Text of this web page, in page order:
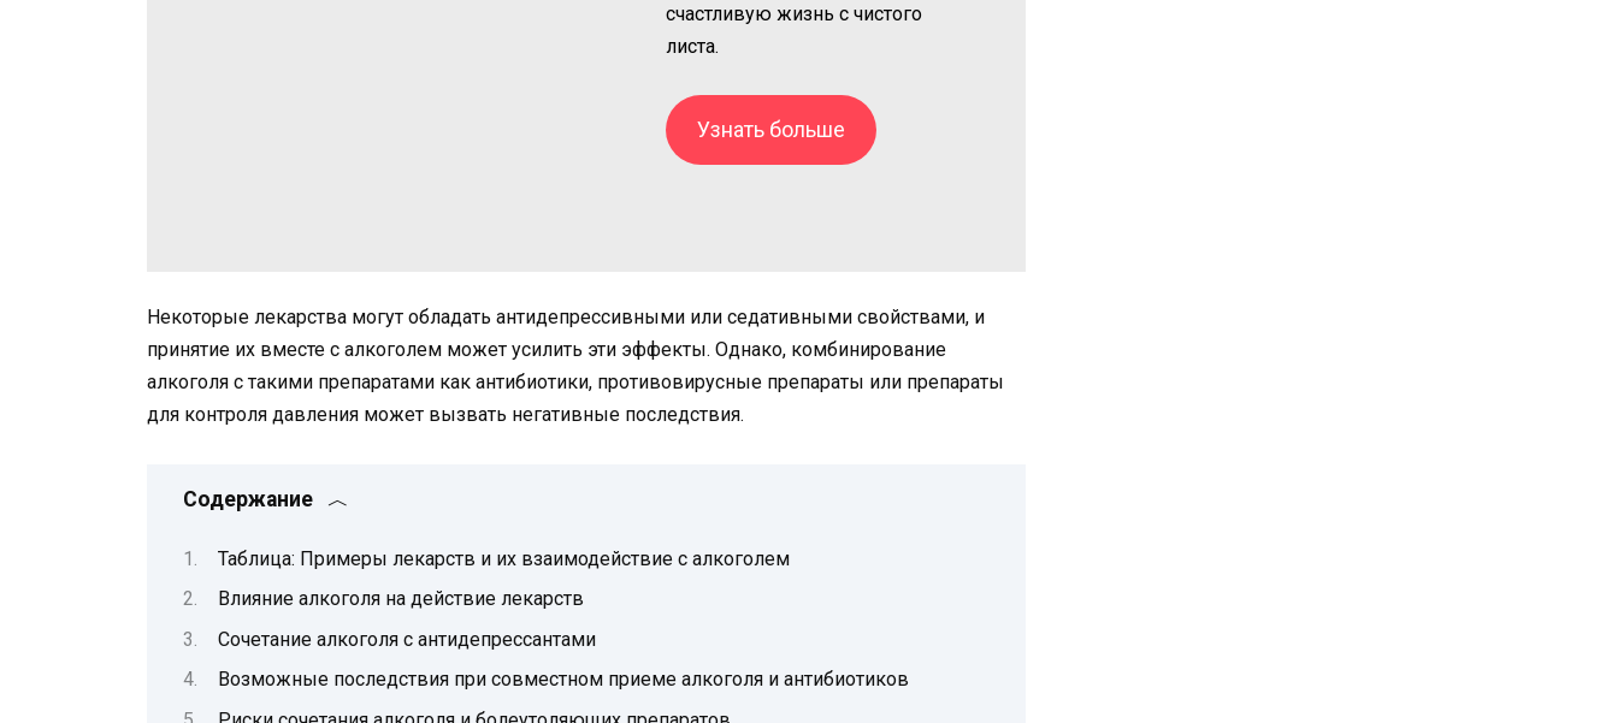
счастливую жизнь с чистого
листа.
Узнать больше
Некоторые лекарства могут обладать антидепрессивными или седативными свойствами, и
принятие их вместе с алкоголем может усилить эти эффекты. Однако, комбинирование
алкоголя с такими препаратами как антибиотики, противовирусные препараты или препараты
для контроля давления может вызвать негативные последствия.
Содержание
Таблица: Примеры лекарств и их взаимодействие с алкоголем
Влияние алкоголя на действие лекарств
Сочетание алкоголя с антидепрессантами
Возможные последствия при совместном приеме алкоголя и антибиотиков